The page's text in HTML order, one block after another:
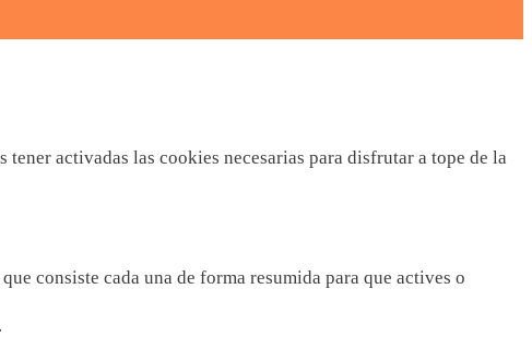
activadas las cookies necesarias para disfrutar a tope de la
consiste cada una de forma resumida para que actives o